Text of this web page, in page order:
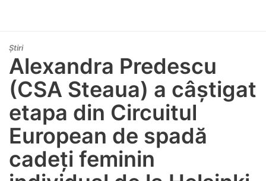
Știri
Alexandra Predescu
(CSA Steaua) a câștigat
etapa din Circuitul
European de spadă
cadeți feminin